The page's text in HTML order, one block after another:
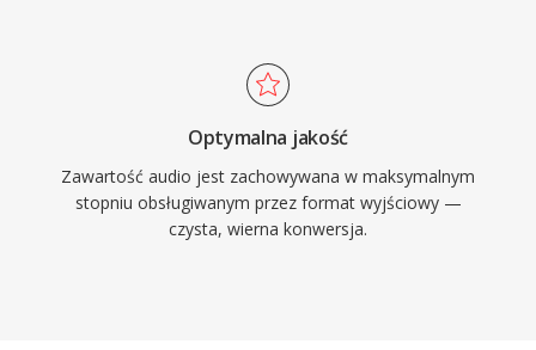
Optymalna jakość
Zawartość audio jest zachowywana w maksymalnym
stopniu obsługiwanym przez format wyjściowy —
czysta, wierna konwersja.